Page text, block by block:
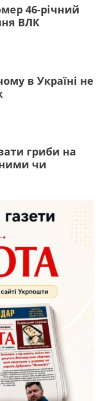
46-річний
ВЛК
в Україні не
гриби на
чи